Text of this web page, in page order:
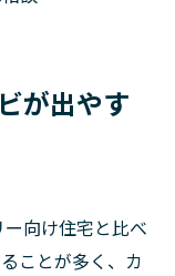
が出やす
向け住宅と比べ
ことが多く、カ